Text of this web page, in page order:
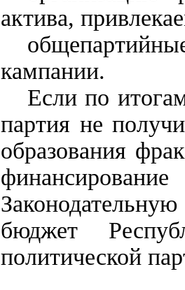
актива,
кампании.
Если по
партия не
образования
бюджет
политической